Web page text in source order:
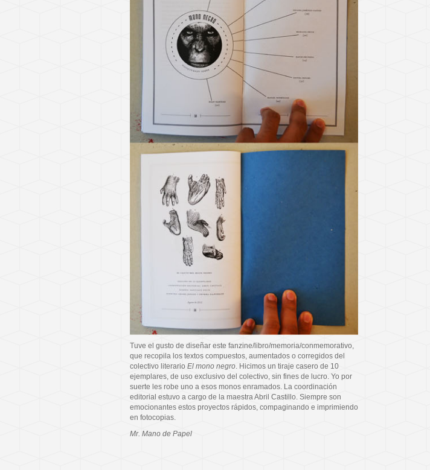
Tuve el gusto de diseñar este fanzine/libro/memoria/conmemorativo,
que recopila los textos compuestos, aumentados o corregidos del
colectivo literario El mono negro . Hicimos un tiraje casero de 10
ejemplares, de uso exclusivo del colectivo, sin fines de lucro. Yo por
suerte les robe uno a esos monos enramados. La coordinación
editorial estuvo a cargo de la maestra Abril Castillo. Siempre son
emocionantes estos proyectos rápidos, compaginando e imprimiendo
en fotocopias.
Mr. Mano de Papel